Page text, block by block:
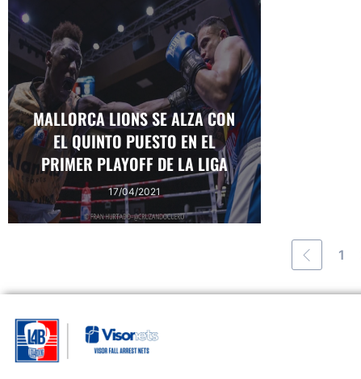
MALLORCA LIONS SE ALZA CON
EL QUINTO PUESTO EN EL
PRIMER PLAYOFF DE LA LIGA
17/04/2021
1